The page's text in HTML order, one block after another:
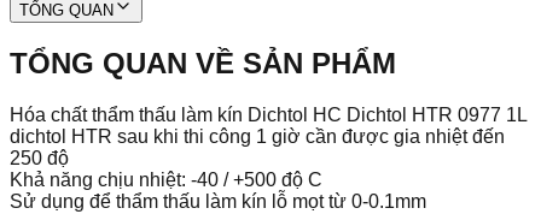
TỔNG QUAN
TỔNG QUAN VỀ SẢN PHẨM
Hóa chất thẩm thấu làm kín Dichtol HC Dichtol HTR 0977 1L
dichtol HTR sau khi thi công 1 giờ cần được gia nhiệt đến
250 độ
Khả năng chịu nhiệt: -40 / +500 độ C
Sử dụng để thẩm thấu làm kín lỗ mọt từ 0-0.1mm